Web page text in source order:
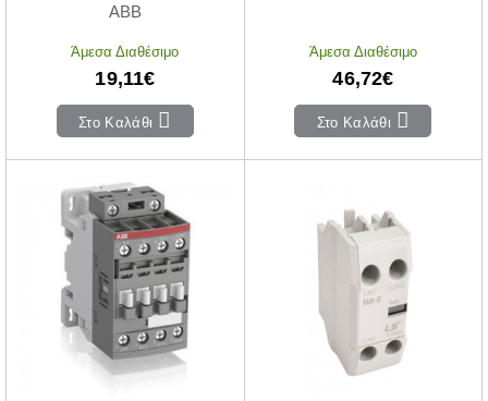
ABB
Άμεσα Διαθέσιμο
19,11€
Στο Καλάθι
Άμεσα Διαθέσιμο
46,72€
Στο Καλάθι